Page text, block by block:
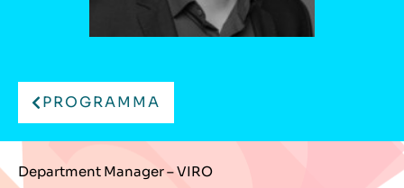
PROGRAMMA
Department Manager – VIRO